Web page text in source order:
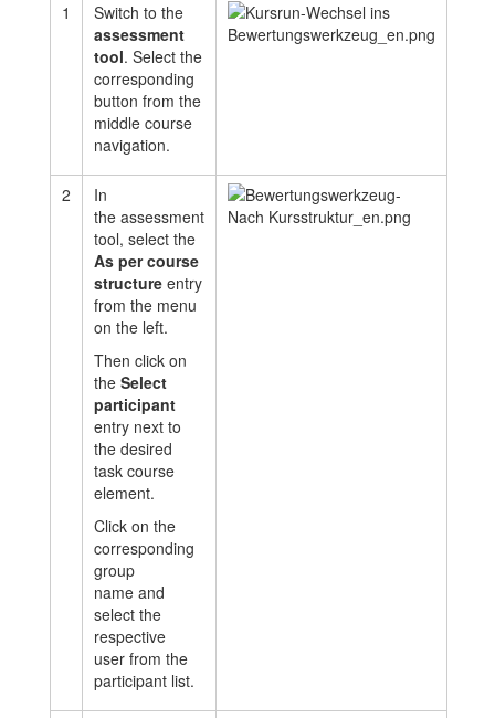
1
Switch to the
assessment
tool. Select the
corresponding
button from the
middle course
navigation.
2
In
the assessment
tool, select the
As per course
structure entry
from the menu
on the left.
Then click on
the Select
participant
entry next to
the desired
task course
element.
Click on the
corresponding
group
name and
select the
respective
user from the
participant list.